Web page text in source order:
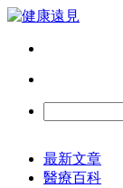
最新文章
醫療百科